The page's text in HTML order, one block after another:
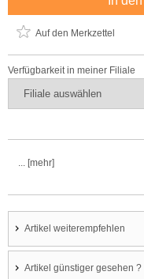
Auf den Merkzettel
Verfügbarkeit in meiner Filiale
... [mehr]
Artikel weiterempfehlen
Artikel günstiger gesehen ?